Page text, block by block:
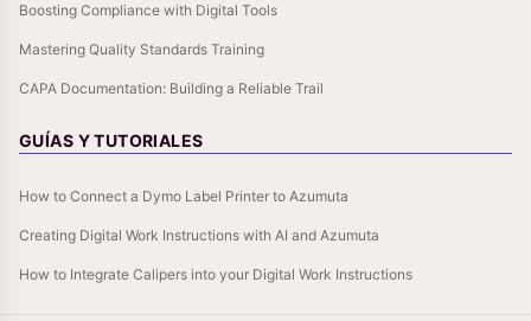
Boosting Compliance with Digital Tools
Mastering Quality Standards Training
CAPA Documentation: Building a Reliable Trail
GUÍAS Y TUTORIALES
How to Connect a Dymo Label Printer to Azumuta
Creating Digital Work Instructions with AI and Azumuta
How to Integrate Calipers into your Digital Work Instructions